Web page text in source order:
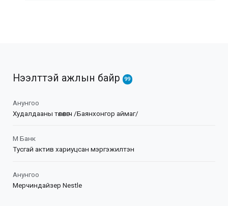
Нээлттэй ажлын байр 99
Анунгоо
Худалдааны төлөөлөгч /Баянхонгор аймаг/
М Банк
Тусгай актив хариуцсан мэргэжилтэн
Анунгоо
Мерчиндайзер Nestle